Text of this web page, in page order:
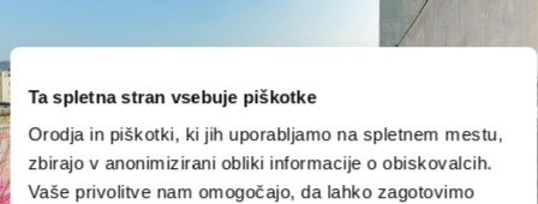
Ta spletna stran vsebuje piškotke
Orodja in piškotki, ki jih uporabljamo na spletnem mestu,
zbirajo v anonimizirani obliki informacije o obiskovalcih.
Vaše privolitve nam omogočajo, da lahko zagotovimo